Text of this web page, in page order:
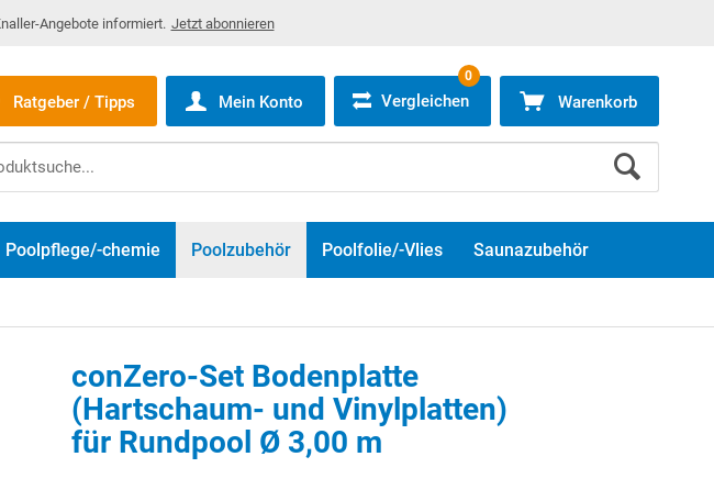
Angebote informiert. Jetzt abonnieren
Ratgeber / Tipps Mein Konto Vergleichen
0
Warenkorb
Poolpflege/-chemie Poolzubehör Poolfolie/-Vlies Saunazubehör
conZero-Set Bodenplatte
(Hartschaum- und Vinylplatten)
für Rundpool Ø 3,00 m